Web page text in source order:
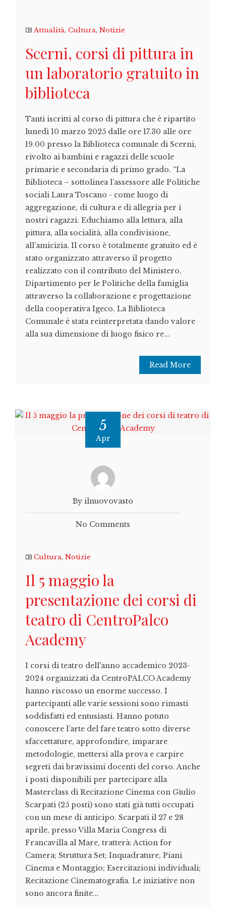
Attualità, Cultura, Notizie
Scerni, corsi di pittura in
un laboratorio gratuito in
biblioteca
Tanti iscritti al corso di pittura che è ripartito
lunedì 10 marzo 2025 dalle ore 17.30 alle ore
19.00 presso la Biblioteca comunale di Scerni,
rivolto ai bambini e ragazzi delle scuole
primarie e secondaria di primo grado. “La
Biblioteca – sottolinea l’assessore alle Politiche
sociali Laura Toscano - come luogo di
aggregazione, di cultura e di allegria per i
nostri ragazzi. Educhiamo alla lettura, alla
pittura, alla socialità, alla condivisione,
all’amicizia. Il corso è totalmente gratuito ed è
stato organizzato attraverso il progetto
realizzato con il contributo del Ministero,
Dipartimento per le Politiche della famiglia
attraverso la collaborazione e progettazione
della cooperativa Igeco. La Biblioteca
Comunale è stata re­interpretata dando valore
alla sua dimensione di luogo fisico re...
Read More
5
Apr
By ilnuovovasto
No Comments
Cultura, Notizie
Il 5 maggio la
presentazione dei corsi di
teatro di CentroPalco
Academy
I corsi di teatro dell'anno accademico 2023-
2024 organizzati da CentroPALCO Academy
hanno riscosso un enorme successo. I
partecipanti alle varie sessioni sono rimasti
soddisfatti ed entusiasti. Hanno potuto
conoscere l’arte del fare teatro sotto diverse
sfaccettature, approfondire, imparare
metodologie, mettersi alla prova e carpire
segreti dai bravissimi docenti del corso. Anche
i posti disponibili per partecipare alla
Masterclass di Recitazione Cinema con Giulio
Scarpati (25 posti) sono stati già tutti occupati
con un mese di anticipo. Scarpati il 27 e 28
aprile, presso Villa Maria Congress di
Francavilla al Mare, tratterà: Action for
Camera; Struttura Set; Inquadrature, Piani
Cinema e Montaggio; Esercitazioni individuali;
Recitazione Cinematografia. Le iniziative non
sono ancora finite...